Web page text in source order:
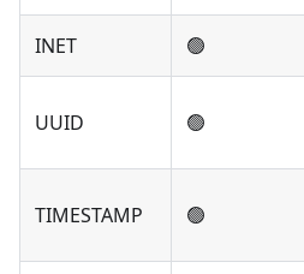
INET 🟢
UUID 🟢
TIMESTAMP 🟢